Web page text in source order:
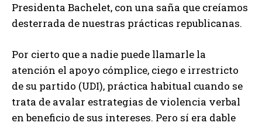
Presidenta Bachelet, con una saña que creíamos
desterrada de nuestras prácticas republicanas.
Por cierto que a nadie puede llamarle la
atención el apoyo cómplice, ciego e irrestricto
de su partido (UDI), práctica habitual cuando se
trata de avalar estrategias de violencia verbal
en beneficio de sus intereses. Pero sí era dable